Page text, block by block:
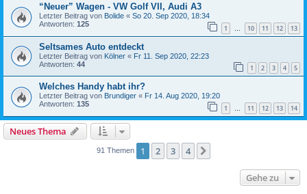
“Neuer” Wagen - VW Golf VII, Audi A3
Letzter Beitrag von Bolide « So 20. Sep 2020, 18:34
Antworten: 125 1 10 11 12 13
Seltsames Auto entdeckt
Letzter Beitrag von Kölner « Fr 11. Sep 2020, 22:23
Antworten: 44 1 2 3 4 5
Welches Handy habt ihr?
Letzter Beitrag von Brundiger « Fr 14. Aug 2020, 19:20
Antworten: 135 1 … 11 12 13 14
Neues Thema
91 Themen 1 2 3 4
Gehe zu